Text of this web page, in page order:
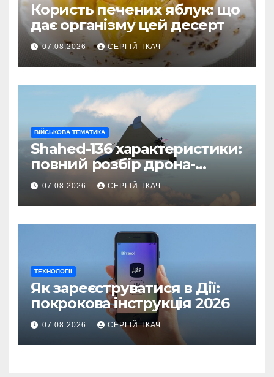
Користь печених яблук: що
дає організму цей десерт
07.08.2026 СЕРГІЙ ТКАЧ
ВІЙСЬКОВА ТЕМАТИКА
Shahed-136 характеристики:
повний розбір дрона-
камікадзе
07.08.2026 СЕРГІЙ ТКАЧ
ТЕХНОЛОГІЇ
Як зареєструватися в Дії:
покрокова інструкція 2026
07.08.2026 СЕРГІЙ ТКАЧ